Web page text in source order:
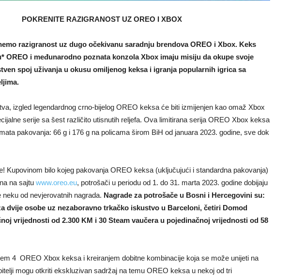
POKRENITE RAZIGRANOST UZ OREO I XBOX
razigranost uz dugo očekivanu saradnju brendova OREO i Xbox. Keks
OREO i međunarodno poznata konzola Xbox imaju misiju da okupe svoje
spoj uživanja u okusu omiljenog keksa i igranja popularnih igrica sa
izgled legendardnog crno-bijelog OREO keksa će biti izmijenjen kao omaž Xbox
serije sa šest različito utisnutih reljefa. Ova limitirana serija OREO Xbox keksa
pakovanja: 66 g i 176 g na policama širom BiH od januara 2023. godine, sve dok
Kupovinom bilo kojeg pakovanja OREO keksa (uključujući i standardna pakovanja)
na sajtu www.oreo.eu, potrošači u periodu od 1. do 31. marta 2023. godine dobijaju
od nevjerovatnih nagrada. Nagrade za potrošače u Bosni i Hercegovini su:
dvije osobe uz nezaboravno trkačko iskustvo u Barceloni, četiri Domod
vrijednosti od 2.300 KM i 30 Steam vaučera u pojedinačnoj vrijednosti od 58
4 OREO Xbox keksa i kreiranjem dobitne kombinacije koja se može unijeti na
mogu otkriti ekskluzivan sadržaj na temu OREO keksa u nekoj od tri